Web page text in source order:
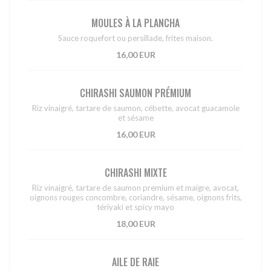
MOULES À LA PLANCHA
Sauce roquefort ou persillade, frites maison.
16,00 EUR
CHIRASHI SAUMON PRÉMIUM
Riz vinaigré, tartare de saumon, cébette, avocat guacamole
et sésame
16,00 EUR
CHIRASHI MIXTE
Riz vinaigré, tartare de saumon premium et maigre, avocat,
oignons rouges concombre, coriandre, sésame, oignons frits,
tériyaki et spicy mayo
18,00 EUR
AILE DE RAIE